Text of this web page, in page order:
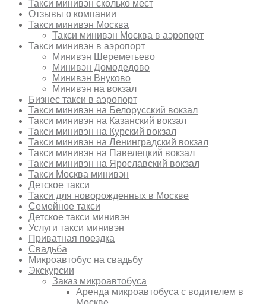
Такси минивэн сколько мест
Отзывы о компании
Такси минивэн Москва
Такси минивэн Москва в аэропорт
Такси минивэн в аэропорт
Минивэн Шереметьево
Минивэн Домодедово
Минивэн Внуково
Минивэн на вокзал
Бизнес такси в аэропорт
Такси минивэн на Белорусский вокзал
Такси минивэн на Казанский вокзал
Такси минивэн на Курский вокзал
Такси минивэн на Ленинградский вокзал
Такси минивэн на Павелецкий вокзал
Такси минивэн на Ярославский вокзал
Такси Москва минивэн
Детское такси
Такси для новорожденных в Москве
Семейное такси
Детское такси минивэн
Услуги такси минивэн
Приватная поездка
Свадьба
Микроавтобус на свадьбу
Экскурсии
Заказ микроавтобуса
Аренда микроавтобуса с водителем в